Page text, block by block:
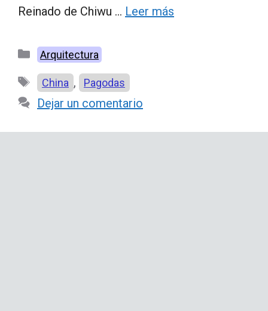
Reinado de Chiwu … Leer más
Categorías
Arquitectura
Etiquetas
China , Pagodas
Dejar un comentario